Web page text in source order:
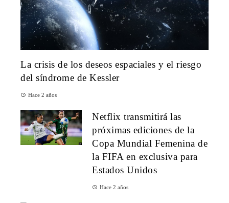
La crisis de los deseos espaciales y el riesgo
del síndrome de Kessler
Hace 2 años
Netflix transmitirá las
próximas ediciones de la
Copa Mundial Femenina de
la FIFA en exclusiva para
Estados Unidos
Hace 2 años